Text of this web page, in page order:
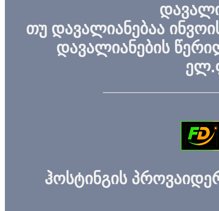
თუ დავალიანებაა
დავალიანების
ჰოსტინგის